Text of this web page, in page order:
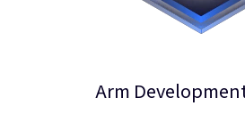
Arm